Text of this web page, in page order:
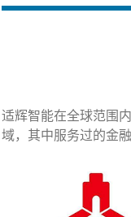
适辉智能在全球范围
域，其中服务过的金融